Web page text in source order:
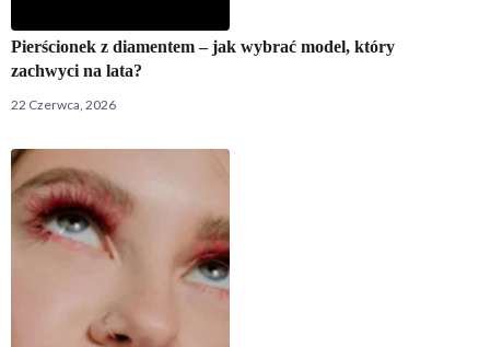
Pierścionek z diamentem – jak wybrać model, który
zachwyci na lata?
22 Czerwca, 2026